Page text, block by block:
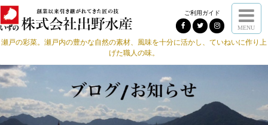
ご利用ガイド
MENU
瀬戸の彩菜。瀬戸内の豊かな自然の素材、風味を十分に活かし、ていねいに作り上
げた職人の味。